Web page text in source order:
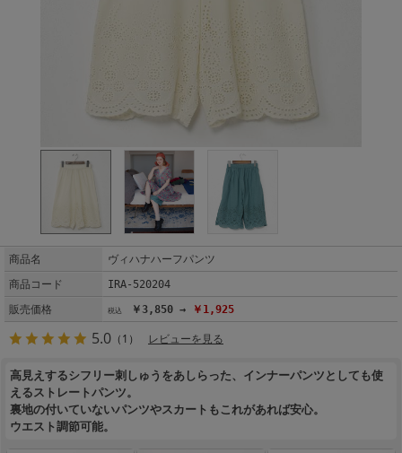
商品名
ヴィハナハーフパンツ
商品コード
IRA-520204
販売価格
￥3,850 → ￥1,925
5.0 （1） レビューを見る
高見えするシフリー刺しゅうをあしらった、インナーパンツとしても使
えるストレートパンツ。
裏地の付いていないパンツやスカートもこれがあれば安心。
ウエスト調節可能。